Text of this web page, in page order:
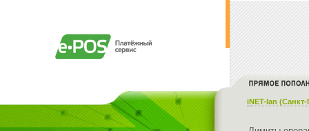
iNET-lan (Санкт-